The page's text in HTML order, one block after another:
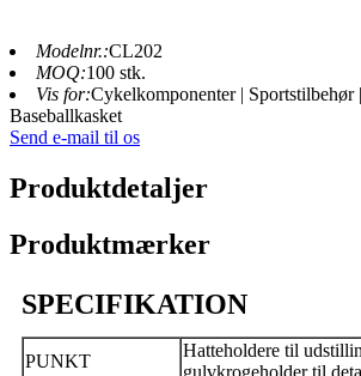
Modelnr.:CL202
MOQ:100 stk.
Vis for:Cykelkomponenter | Sportstilbehør
Baseballkasket
Send e-mail til os
Produktdetaljer
Produktmærker
SPECIFIKATION
PUNKT
Hatteholdere til
gulvkrogeholder til